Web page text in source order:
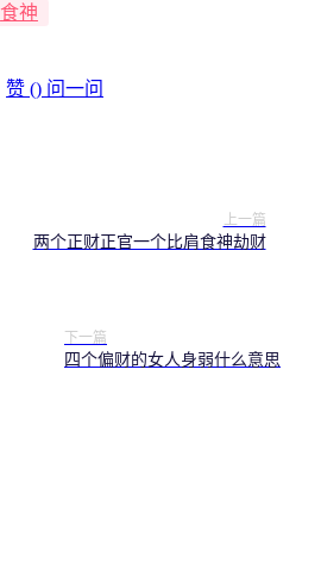
食神
赞 () 问一问
上一篇
两个正财正官一个比肩食神劫财
下一篇
四个偏财的女人身弱什么意思